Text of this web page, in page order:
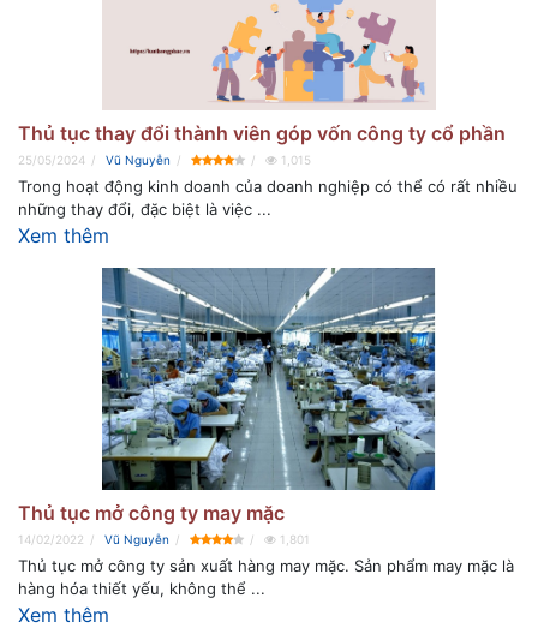
Thủ tục thay đổi thành viên góp vốn công ty cổ phần
25/05/2024 Vũ Nguyễn 1,015
Trong hoạt động kinh doanh của doanh nghiệp có thể có rất nhiều
những thay đổi, đặc biệt là việc ...
Xem thêm
Thủ tục mở công ty may mặc
14/02/2022 Vũ Nguyễn 1,801
Thủ tục mở công ty sản xuất hàng may mặc. Sản phẩm may mặc là
hàng hóa thiết yếu, không thể ...
Xem thêm